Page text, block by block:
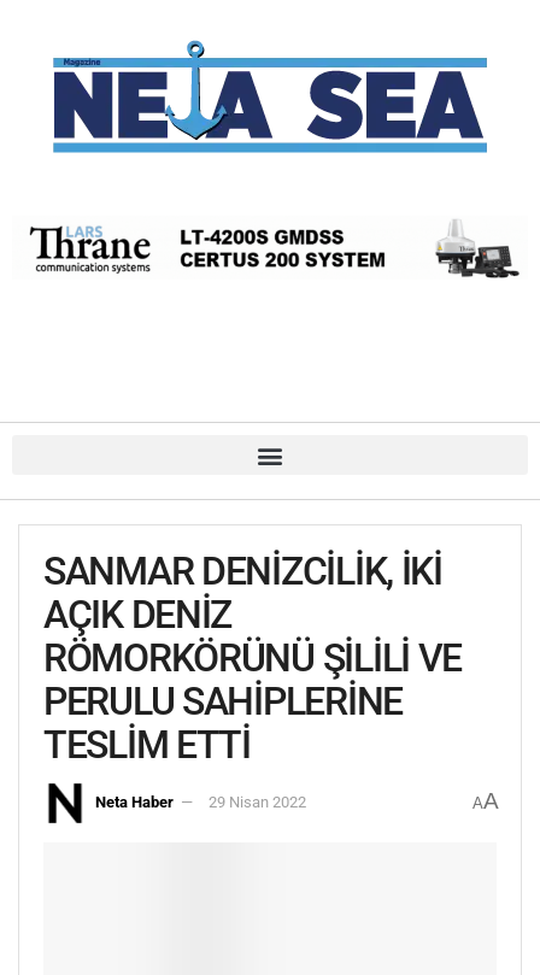
SANMAR DENİZCİLİK, İKİ
AÇIK DENİZ
RÖMORKÖRÜNÜ ŞİLİLİ VE
PERULU SAHİPLERİNE
TESLİM ETTİ
Neta Haber 29 Nisan 2022 AA